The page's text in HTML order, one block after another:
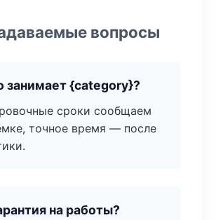
вопросы
занимает {category}?
сроки сообщаем
точное время — после
на работы?